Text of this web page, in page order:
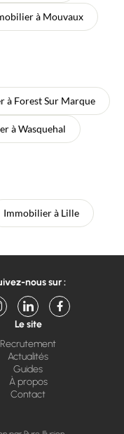
à Mouvaux
à Forest Sur Marque
à Wasquehal
Immobilier à Lille
nous sur :
Le site
Recrutement
Actualités
Guides
À propos
Contact